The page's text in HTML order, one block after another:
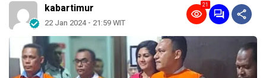
kabartimur
22 Jan 2024 - 21:59 WIT
21